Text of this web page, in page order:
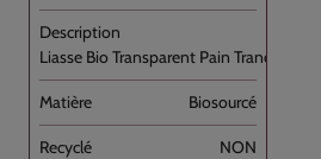
Liasse Bio Transparent Pain Tranché [...]
Biosourcé
NON